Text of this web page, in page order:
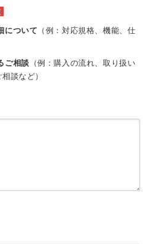
について （例：対応規格、機能、仕
ご相談 （例：購入の流れ、取り扱い
談など）